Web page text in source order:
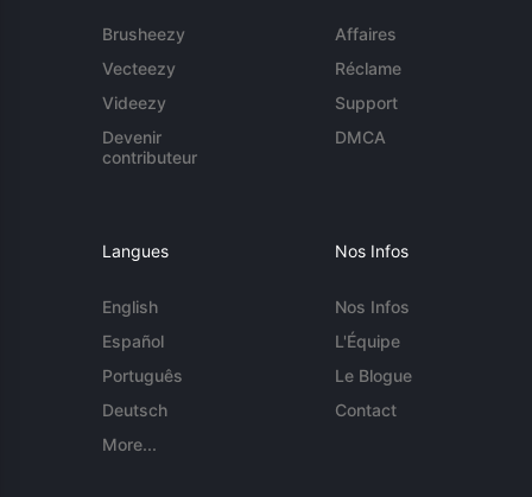
Brusheezy
Vecteezy
Videezy
Devenir
contributeur
Affaires
Réclame
Support
DMCA
Langues
English
Español
Português
Deutsch
More...
Nos Infos
Nos Infos
L'Équipe
Le Blogue
Contact